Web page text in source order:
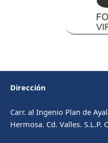
Dirección
Carr. al Ingenio Plan de
Hermosa. Cd. Valles. S.L.P.